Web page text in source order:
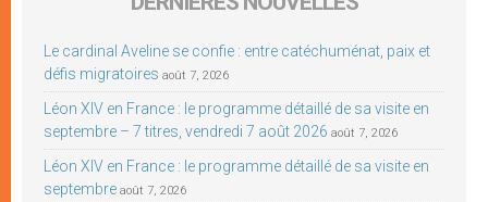
Le cardinal Aveline se confie : entre catéchuménat, paix et
défis migratoires août 7, 2026
Léon XIV en France : le programme détaillé de sa visite en
septembre – 7 titres, vendredi 7 août 2026 août 7, 2026
Léon XIV en France : le programme détaillé de sa visite en
septembre août 7, 2026